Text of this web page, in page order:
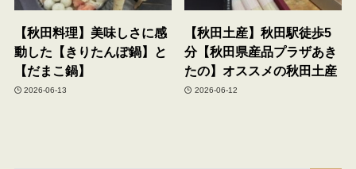
【秋田料理】美味しさに感
動した【きりたんぽ鍋】と
【だまこ鍋】
2026-06-13
【秋田土産】秋田駅徒歩5
分【秋田県産品プラザあき
たの】オススメの秋田土産
2026-06-12